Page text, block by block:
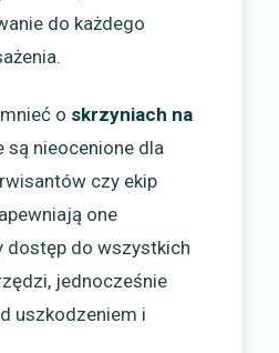
do każdego
o skrzyniach na
są nieocenione dla
czy ekip
one
dostęp do wszystkich
jednocześnie
uszkodzeniem i